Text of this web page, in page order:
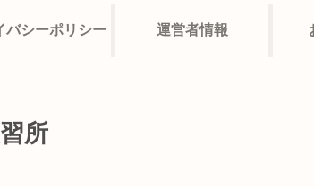
バシーポリシー 運営者情報
所